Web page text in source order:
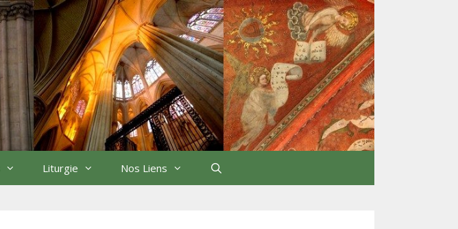
Liturgie Nos Liens